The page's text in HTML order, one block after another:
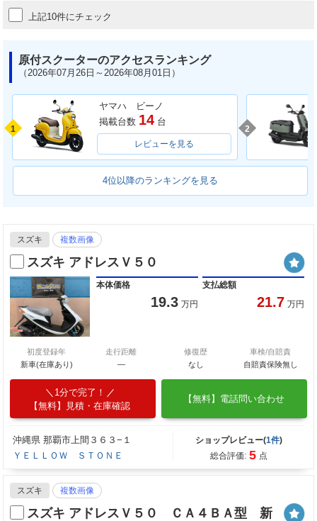
上記10件にチェック
原付スクーターのアクセスランキング
（2026年07月26日～2026年08月01日）
1
ヤマハ ビーノ
掲載台数 14 台
レビューを見る
2
4位以降のランキングを見る
スズキ 複数画像
スズキ アドレスＶ５０
本体価格
19.3 万円
支払総額
21.7 万円
初度登録年
新車(在庫あり)
走行距離
―
修復歴
なし
車検/自賠責
自賠責保険無し
1分で完了！
【無料】見積・在庫確認
【無料】電話問い合わせ
沖縄県 那覇市上間３６３−１
ＹＥＬＬＯＷ ＳＴＯＮＥ
ショップレビュー(1件)
総合評価: 5 点
スズキ 複数画像
スズキ アドレスＶ５０ ＣＡ４ＢＡ型 新